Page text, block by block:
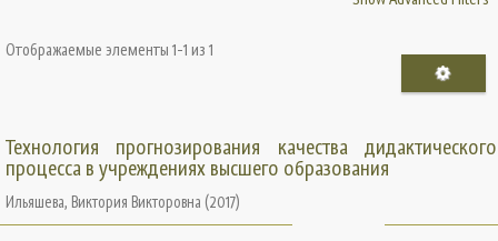
Отображаемые элементы 1-1 из 1
Технология прогнозирования качества дидактического
процесса в учреждениях высшего образования
Ильяшева, Виктория Викторовна (2017)